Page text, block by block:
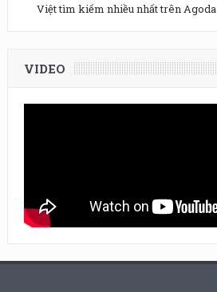
Việt tìm kiếm nhiều nhất trên Agoda
VIDEO